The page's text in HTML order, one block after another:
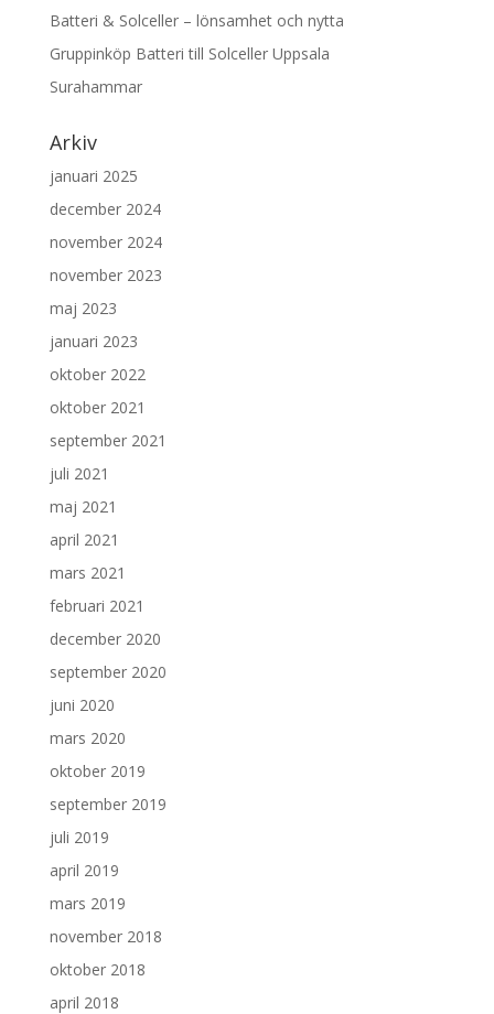
Batteri & Solceller – lönsamhet och nytta
Gruppinköp Batteri till Solceller Uppsala
Surahammar
Arkiv
januari 2025
december 2024
november 2024
november 2023
maj 2023
januari 2023
oktober 2022
oktober 2021
september 2021
juli 2021
maj 2021
april 2021
mars 2021
februari 2021
december 2020
september 2020
juni 2020
mars 2020
oktober 2019
september 2019
juli 2019
april 2019
mars 2019
november 2018
oktober 2018
april 2018